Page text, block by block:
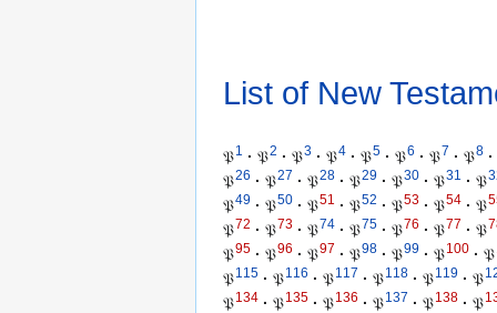
List of New
𝔓1 · 𝔓2 · 𝔓3 · 𝔓4 · 𝔓5 · 𝔓6 · 𝔓7 · 𝔓8 ·
𝔓26 · 𝔓27 · 𝔓28 · 𝔓29 · 𝔓30 · 𝔓31 · 𝔓
𝔓49 · 𝔓50 · 𝔓51 · 𝔓52 · 𝔓53 · 𝔓54 · 𝔓
𝔓72 · 𝔓73 · 𝔓74 · 𝔓75 · 𝔓76 · 𝔓77 · 𝔓
𝔓95 · 𝔓96 · 𝔓97 · 𝔓98 · 𝔓99 · 𝔓100 · 𝔓
𝔓115 · 𝔓116 · 𝔓117 · 𝔓118 · 𝔓119 · 𝔓
𝔓134 · 𝔓135 · 𝔓136 · 𝔓137 · 𝔓138 · 𝔓